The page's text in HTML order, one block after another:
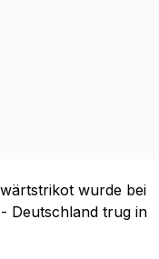
wurde bei
Deutschland trug in